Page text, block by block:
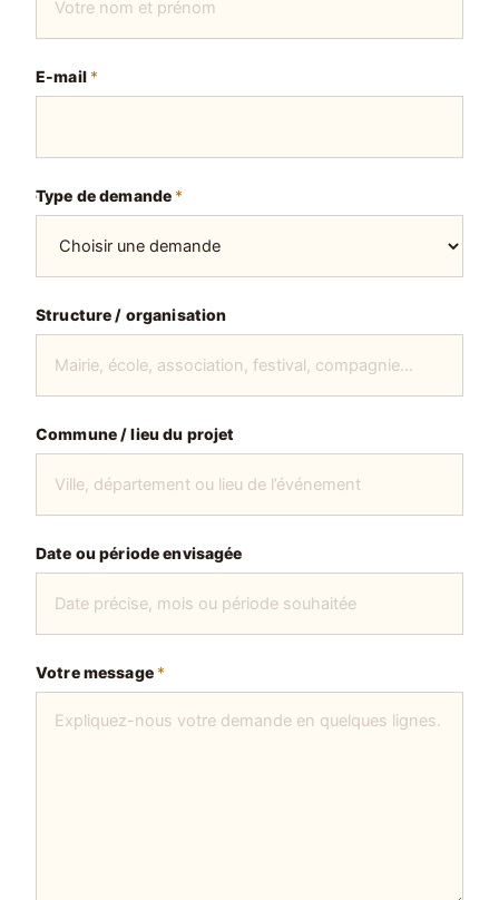
E-mail *
d
u
T
p
Type de demande *
Structure / organisation
Commune / lieu du projet
Date ou période envisagée
Votre message *